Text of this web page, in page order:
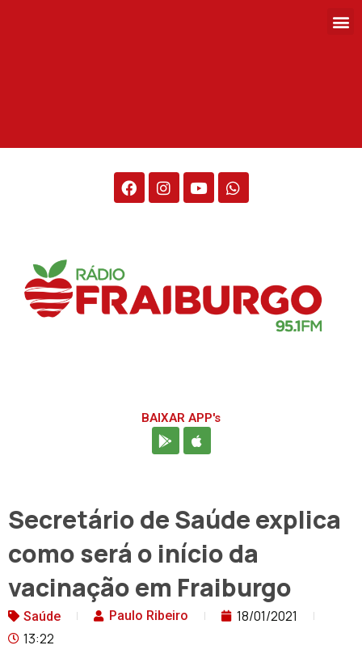
BAIXAR APP's
Secretário de Saúde explica
como será o início da
vacinação em Fraiburgo
Saúde Paulo Ribeiro
18/01/2021
13:22